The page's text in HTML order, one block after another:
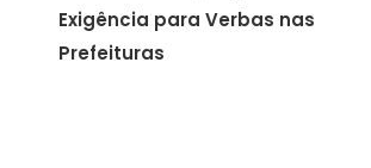
Exigência para Verbas nas
Prefeituras